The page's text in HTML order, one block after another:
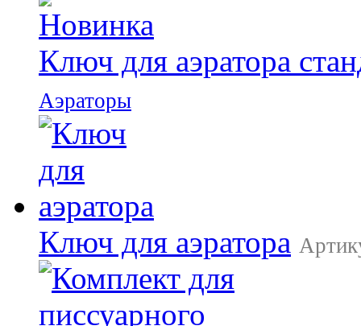
Ключ для аэратора
Аэраторы
Ключ для аэратора